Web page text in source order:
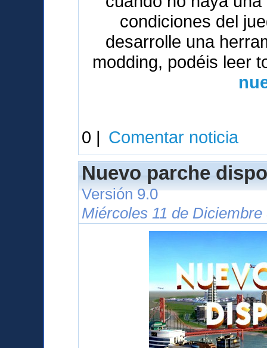
condiciones del
desarrolle una
modding, podéis leer
0 | Comentar noticia
Nuevo parche
Versión 9.0
Miércoles 11 de